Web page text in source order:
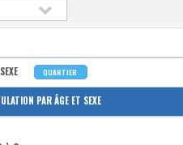
- Province - Bassin EFE - Zone de
QUARTIER
- Province - Bassin EFE - Zone de
PAR ÂGE ET SEXE